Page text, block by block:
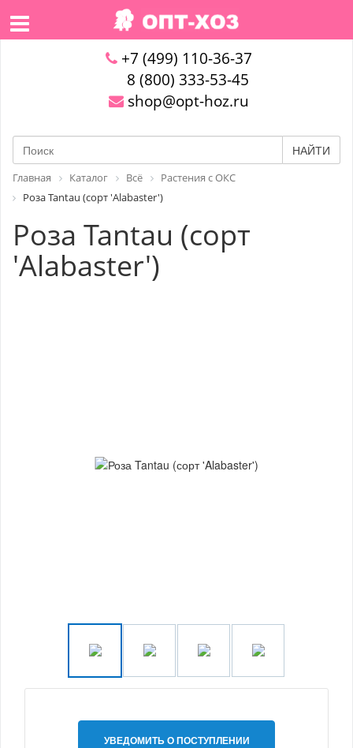
+7 (499) 110-36-37
8 (800) 333-53-45
shop@opt-hoz.ru
НАЙТИ
Главная Каталог Всё
Растения с ОКС
Роза Tantau (сорт 'Alabaster')
Роза Tantau (сорт
'Alabaster')
УВЕДОМИТЬ О ПОСТУПЛЕНИИ